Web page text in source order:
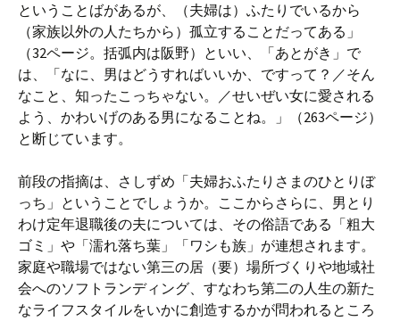
ということばがあるが、（夫婦は）ふたりでいるから
（家族以外の人たちから）孤立することだってある」
（32ページ。括弧内は阪野）といい、「あとがき」で
は、「なに、男はどうすればいいか、ですって？／そん
なこと、知ったこっちゃない。／せいぜい女に愛される
よう、かわいげのある男になることね。」（263ページ）
と断じています。
前段の指摘は、さしずめ「夫婦おふたりさまのひとりぼ
っち」ということでしょうか。ここからさらに、男とり
わけ定年退職後の夫については、その俗語である「粗大
ゴミ」や「濡れ落ち葉」「ワシも族」が連想されます。
家庭や職場ではない第三の居（要）場所づくりや地域社
会へのソフトランディング、すなわち第二の人生の新た
なライフスタイルをいかに創造するかが問われるところ